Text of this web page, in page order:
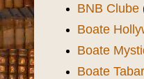
BNB Clube
Boate
Boate
Boate